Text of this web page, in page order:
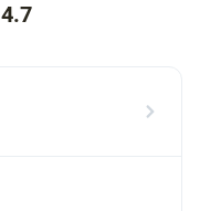
4.7